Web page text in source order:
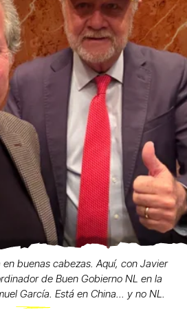
buenas cabezas. Aquí, con Javier
de Buen Gobierno NL en la
García. Está en China... y no NL.